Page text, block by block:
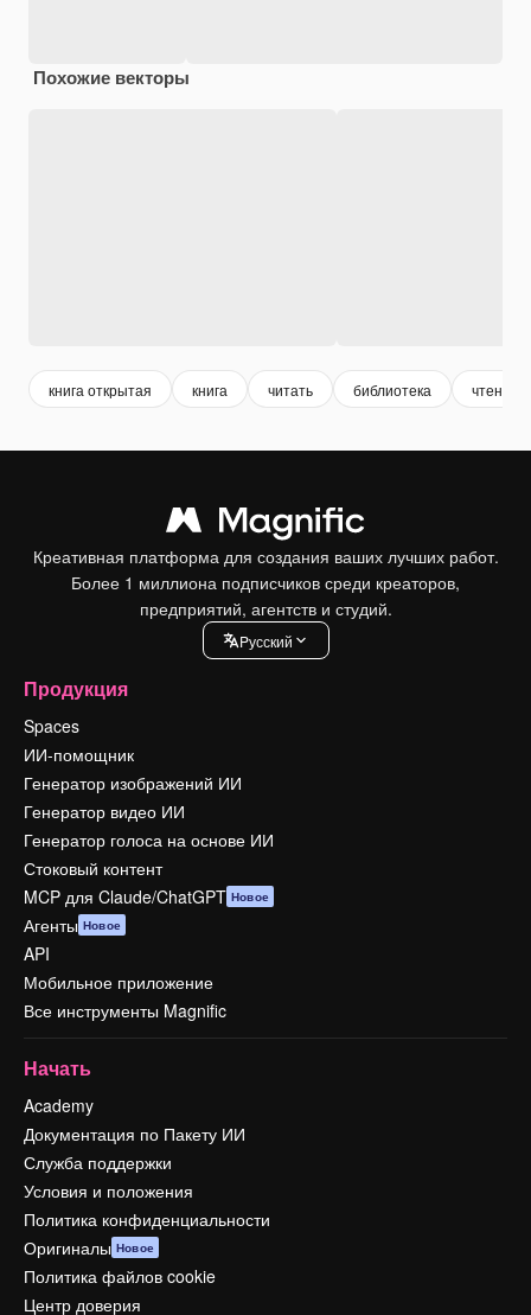
Похожие векторы
книга открытая книга читать библиотека чтение
Креативная платформа для создания ваших лучших работ.
Более 1 миллиона подписчиков среди креаторов,
предприятий, агентств и студий.
Pусский
Продукция
Spaces
ИИ-помощник
Генератор изображений ИИ
Генератор видео ИИ
Генератор голоса на основе ИИ
Стоковый контент
MCP для Claude/ChatGPT Новое
Агенты Новое
API
Мобильное приложение
Все инструменты Magnific
Начать
Academy
Документация по Пакету ИИ
Служба поддержки
Условия и положения
Политика конфиденциальности
Оригиналы Новое
Политика файлов cookie
Центр доверия